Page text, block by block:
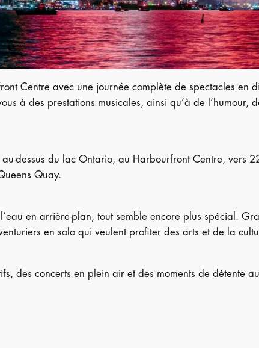
Centre avec une journée complète de spectacles en
à des prestations musicales, ainsi qu’à de
dessus du lac Ontario, au Harbourfront Centre, vers
Quay.
en arrière-plan, tout semble encore plus spécial.
en solo qui veulent profiter des arts et de la
des concerts en plein air et des moments de détente